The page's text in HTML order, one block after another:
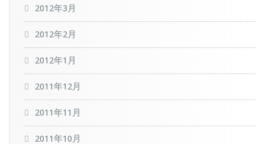
2012年3月
2012年2月
2012年1月
2011年12月
2011年11月
2011年10月